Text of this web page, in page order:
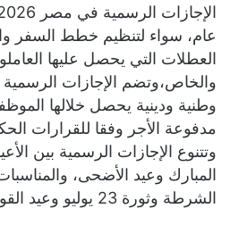
عام، سواء لتنظيم خطط السفر
العطلات التي يحصل عليها
والخاص،وتضم الإجازات
وطنية ودينية يحصل خلالها
مدفوعة الأجر وفقا للقرارات
وتتنوع الإجازات الرسمية بين
المبارك وعيد الأضحى،
الشرطة وثورة 23 يوليو وعيد القوات المسلحة.